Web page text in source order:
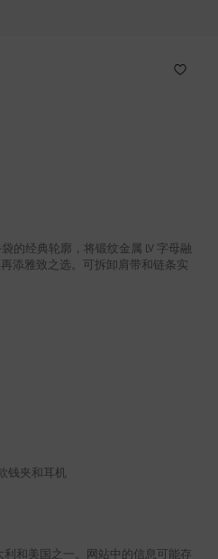
袋的经典轮廓，将锻纹金属 LV 字母融
再添雅致之选。可拆卸肩带和链条实
钱夹和耳机
和美国之一。网站中的信息可能存